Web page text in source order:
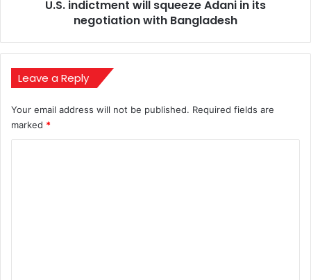
BangladeshU.S. indictment will squeeze Adani in its
negotiation with Bangladesh
Leave a Reply
Your email address will not be published. Required fields are
marked *